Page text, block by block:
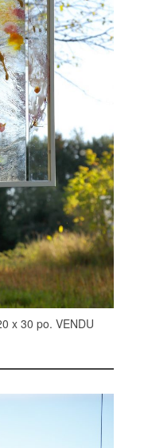
x 30 po. VENDU